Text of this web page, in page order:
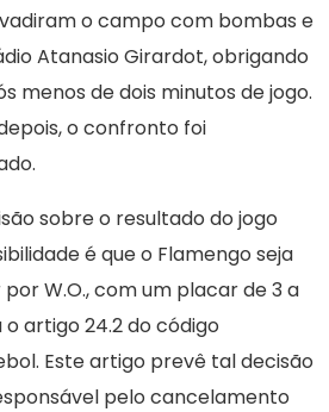
o campo com bombas e
Atanasio Girardot, obrigando
menos de dois minutos de jogo.
o confronto foi
sobre o resultado do jogo
é que o Flamengo seja
W.O., com um placar de 3 a
artigo 24.2 do código
Este artigo prevê tal decisão
pelo cancelamento